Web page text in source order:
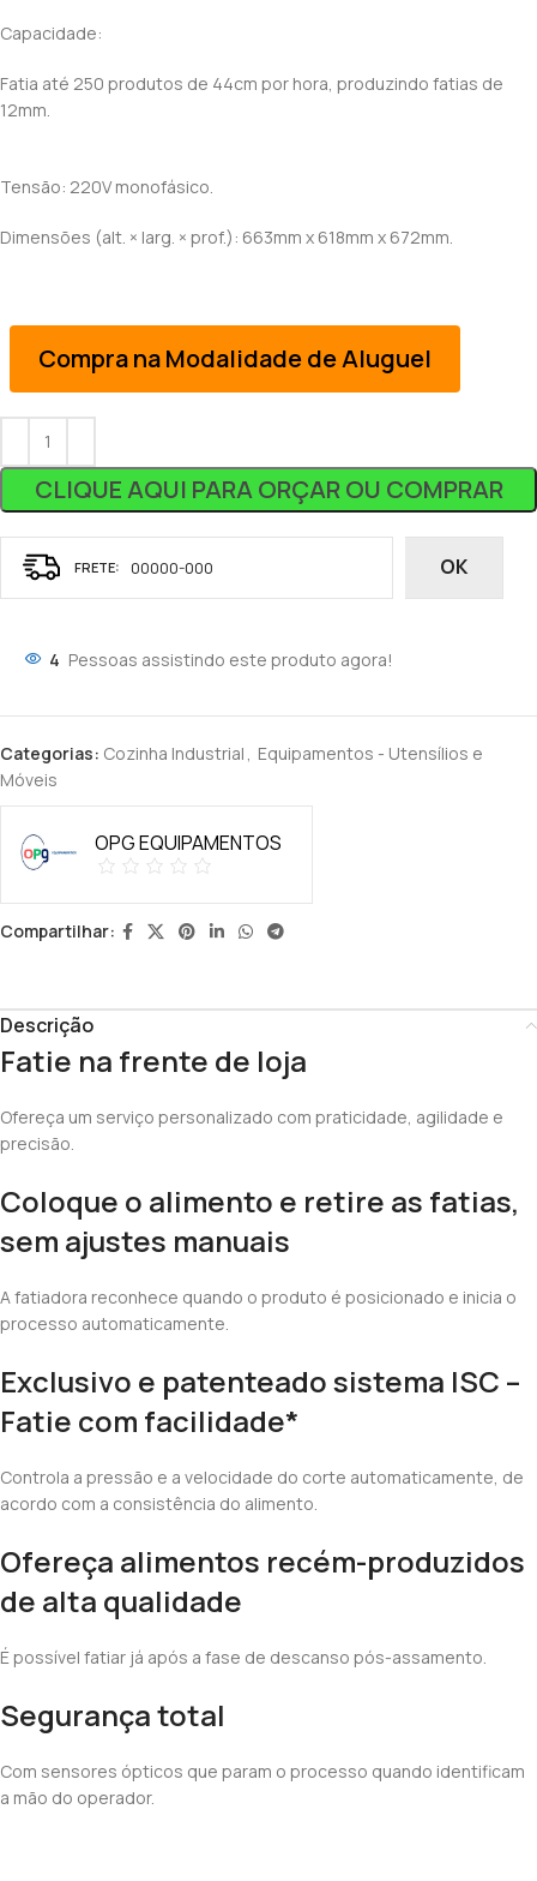
Capacidade:
Fatia até 250 produtos de 44cm por hora, produzindo fatias de
12mm.
Tensão: 220V monofásico.
Dimensões (alt. × larg. × prof.): 663mm x 618mm x 672mm.
Compra na Modalidade de Aluguel
CLIQUE AQUI PARA ORÇAR OU COMPRAR
OK
4 Pessoas assistindo este produto agora!
Categorias: Cozinha Industrial
Equipamentos - Utensílios e
Móveis
OPG EQUIPAMENTOS
Compartilhar:
Descrição
Fatie na frente de loja
Ofereça um serviço personalizado com praticidade, agilidade e
precisão.
Coloque o alimento e retire as fatias,
sem ajustes manuais
A fatiadora reconhece quando o produto é posicionado e inicia o
processo automaticamente.
Exclusivo e patenteado sistema ISC –
Fatie com facilidade*
Controla a pressão e a velocidade do corte automaticamente, de
acordo com a consistência do alimento.
Ofereça alimentos recém-produzidos
de alta qualidade
É possível fatiar já após a fase de descanso pós-assamento.
Segurança total
Com sensores ópticos que param o processo quando identificam
a mão do operador.